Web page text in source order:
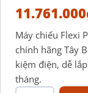
11.761.000
Máy chiếu Flexi
chính hãng Tây
kiệm điện, dễ
tháng.